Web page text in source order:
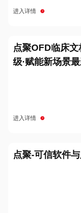
进入详情
点聚OFD临床
级·赋能新场景
进入详情
点聚-可信软件